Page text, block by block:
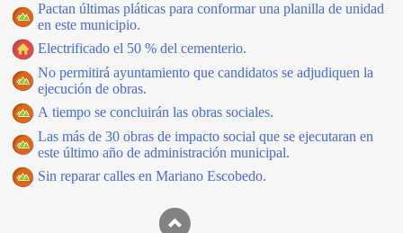
Pactan últimas pláticas para conformar una planilla de unidad
en este municipio.
Electrificado el 50 % del cementerio.
No permitirá ayuntamiento que candidatos se adjudiquen la
ejecución de obras.
A tiempo se concluirán las obras sociales.
Las más de 30 obras de impacto social que se ejecutaran en
este último año de administración municipal.
Sin reparar calles en Mariano Escobedo.